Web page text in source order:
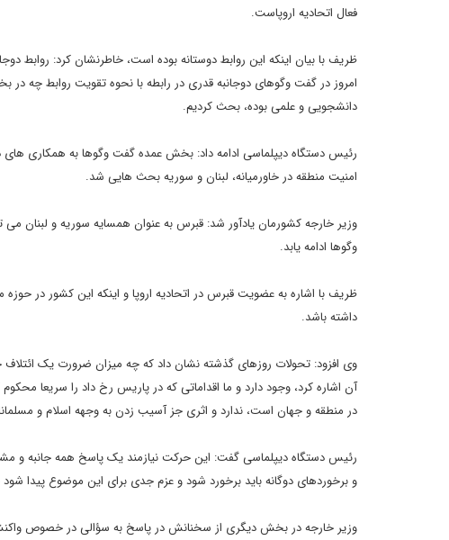
فعال اتحادیه اروپاست.
ظریف با بیان اینکه این روابط دوستانه بوده است، خاطرنشان کرد: روابط
امروز در گفت وگوهای دوجانبه قدری در رابطه با نحوه تقویت روابط چه
دانشجویی و علمی بوده، بحث کردیم.
رئیس دستگاه دیپلماسی ادامه داد: بخش عمده گفت وگوها به همکاری
امنیت منطقه در خاورمیانه، لبنان و سوریه بحث هایی شد.
وزیر خارجه کشورمان یادآور شد: قبرس به عنوان همسایه سوریه و لبنان
وگوها ادامه یابد.
ظریف با اشاره به عضویت قبرس در اتحادیه اروپا و اینکه این کشور در حوزه
داشته باشد.
وی افزود: تحولات روزهای گذشته نشان داد که چه میزان ضرورت یک
آن اشاره کرد، وجود دارد و ما اقداماتی که در پاریس رخ داد را سریعا
در منطقه و جهان است، ندارد و اثری جز آسیب زدن به وجهه اسلام و
رئیس دستگاه دیپلماسی گفت: این حرکت نیازمند یک پاسخ همه جانبه و
و برخوردهای دوگانه باید برخورد شود و عزم جدی برای این موضوع پیدا
وزیر خارجه در بخش دیگری از سخنانش در پاسخ به سؤالی در خصوص